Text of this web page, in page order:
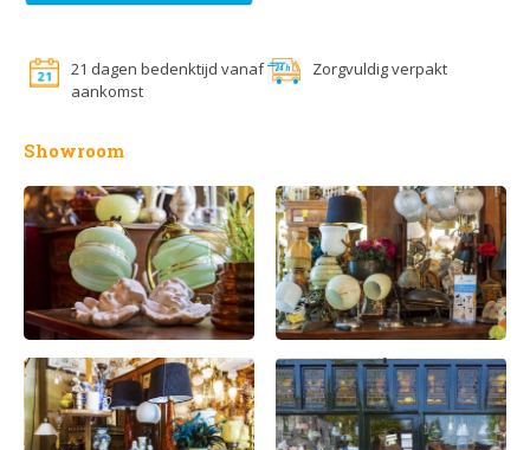
21 dagen bedenktijd vanaf
aankomst
Zorgvuldig verpakt
Showroom